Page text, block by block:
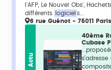
l'AFP, Le Nouvel Obs',
différents
logiciel s...
6 rue Guénot - 75011 Paris
Actu
40ème
Cubase